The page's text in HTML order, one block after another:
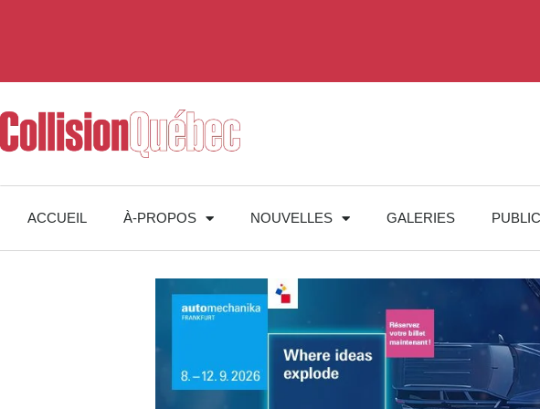
ACCUEIL À-PROPOS NOUVELLES GALERIES